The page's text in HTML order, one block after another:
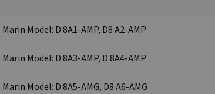
Model: D 8A1-AMP, D8 A2-AMP
Model: D 8A3-AMP, D 8A4-AMP
Model: D 8A5-AMG, D8 A6-AMG